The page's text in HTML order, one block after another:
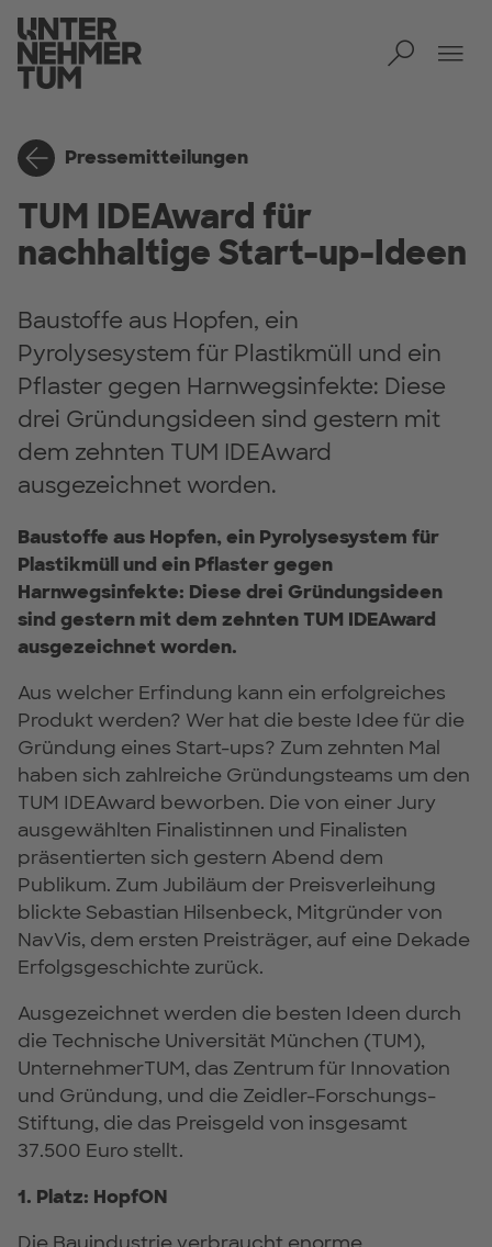
Pressemitteilungen
TUM IDEAward für
nachhaltige Start-up-Ideen
Baustoffe aus Hopfen, ein
Pyrolysesystem für Plastikmüll und ein
Pflaster gegen Harnwegsinfekte: Diese
drei Gründungsideen sind gestern mit
dem zehnten TUM IDEAward
ausgezeichnet worden.
Baustoffe aus Hopfen, ein Pyrolysesystem für
Plastikmüll und ein Pflaster gegen
Harnwegsinfekte: Diese drei Gründungsideen
sind gestern mit dem zehnten TUM IDEAward
ausgezeichnet worden.
Aus welcher Erfindung kann ein erfolgreiches
Produkt werden? Wer hat die beste Idee für die
Gründung eines Start-ups? Zum zehnten Mal
haben sich zahlreiche Gründungsteams um den
TUM IDEAward beworben. Die von einer Jury
ausgewählten Finalistinnen und Finalisten
präsentierten sich gestern Abend dem
Publikum. Zum Jubiläum der Preisverleihung
blickte Sebastian Hilsenbeck, Mitgründer von
NavVis, dem ersten Preisträger, auf eine Dekade
Erfolgsgeschichte zurück.
Ausgezeichnet werden die besten Ideen durch
die Technische Universität München (TUM),
UnternehmerTUM, das Zentrum für Innovation
und Gründung, und die Zeidler-Forschungs-
Stiftung, die das Preisgeld von insgesamt
37.500 Euro stellt.
1. Platz: HopfON